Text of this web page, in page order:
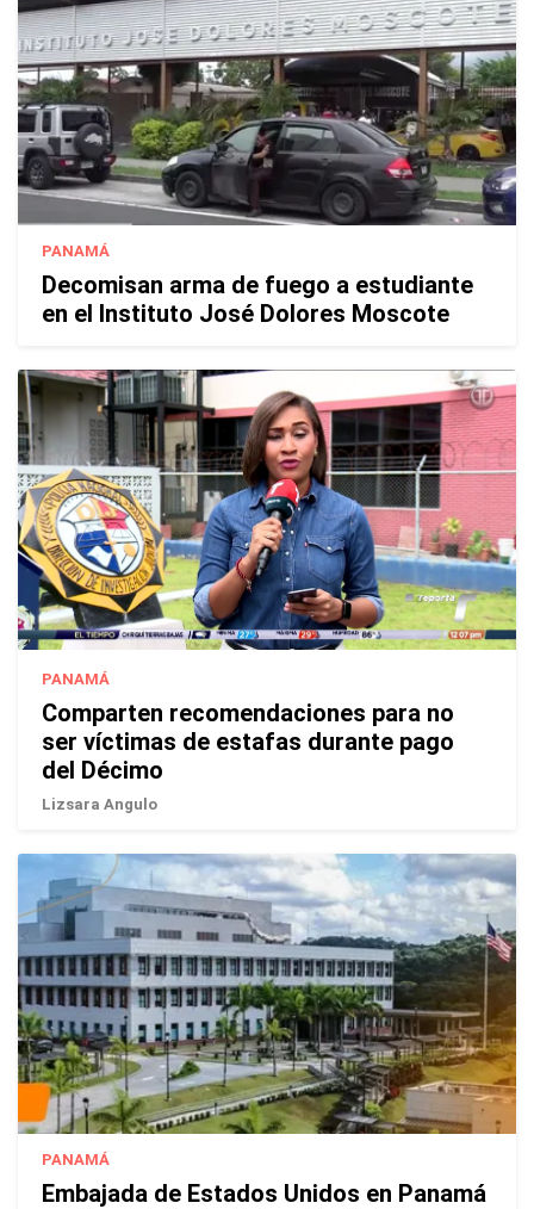
PANAMÁ
Decomisan arma de fuego a estudiante
en el Instituto José Dolores Moscote
PANAMÁ
Comparten recomendaciones para no
ser víctimas de estafas durante pago
del Décimo
Lizsara Angulo
PANAMÁ
Embajada de Estados Unidos en Panamá